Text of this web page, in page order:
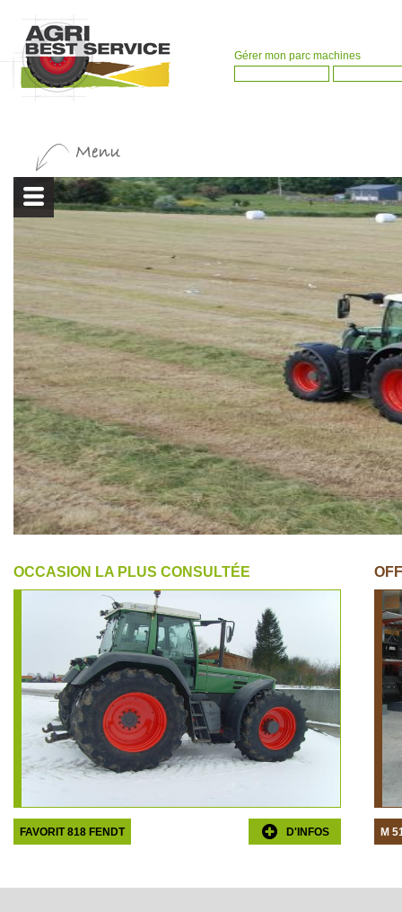
Gérer mon parc machines
OCCASION LA PLUS CONSULTÉE
FAVORIT 818 FENDT D'INFOS M